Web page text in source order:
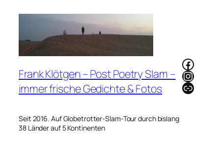
Frank Klötgen – Post Poetry Slam –
immer frische Gedichte & Fotos
Seit 2016. Auf Globetrotter-Slam-Tour durch bislang
38 Länder auf 5 Kontinenten
Link